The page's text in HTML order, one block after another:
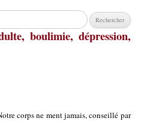
:
boulimie, dépression,
corps ne ment jamais, conseillé par